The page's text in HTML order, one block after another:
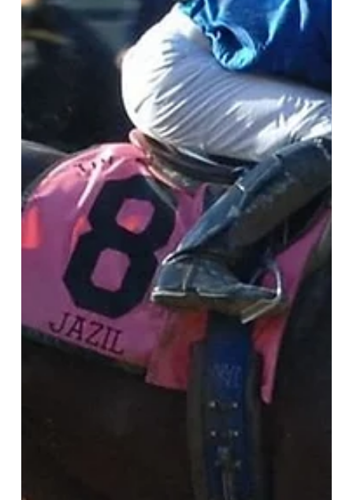
3 min de lectura
Golden Tempo ratificó su categoría y alcanzó una
sólida victoria en el Belmont Stakes
Tras llevarse sorpresivamente el Kentucky Derby (G1), el hijo de
Curlin confirmó el liderazgo entre los potrillos brillando en
Saratoga Durante 5 semanas se habló más de lo que no había
hecho que de lo que había conseguido. Que el desarrollo lo había
favorecido en el Kentucky Derby (G1). Que el ritmo violento de la
carrera había sido clave para su atropellada. Que Renegade (Into
Mischief) había tenido peor suerte. Que su equipo había dejado
pasar la oportunidad de buscar la